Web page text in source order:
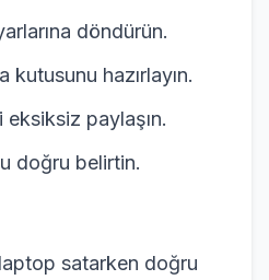
döndürün.
hazırlayın.
paylaşın.
doğru belirtin.
satarken doğru